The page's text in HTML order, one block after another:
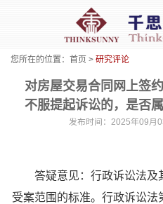
您所在的位置： 首页 > 研究评论
对房屋交易合同网上签
不服提起诉讼的，是否
发布时间：2025年09
答疑意见：行政诉讼法及
受案范围的标准。行政诉讼